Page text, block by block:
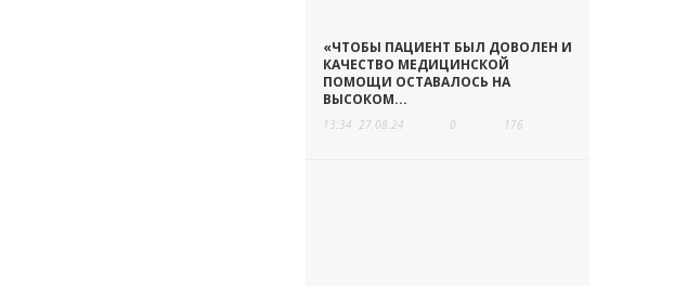
«ЧТОБЫ ПАЦИЕНТ БЫЛ ДОВОЛЕН И
КАЧЕСТВО МЕДИЦИНСКОЙ
ПОМОЩИ ОСТАВАЛОСЬ НА
ВЫСОКОМ...
13:34 27.08.24 0 176